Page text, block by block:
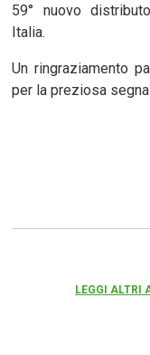
59° nuovo
Italia.
Un ringraziamento
per la preziosa
LEGGI ALTRI